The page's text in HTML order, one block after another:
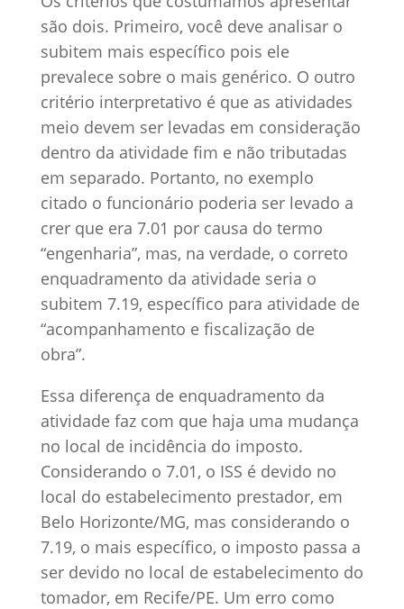
são dois. Primeiro, você deve analisar o
subitem mais específico pois ele
prevalece sobre o mais genérico. O outro
critério interpretativo é que as atividades
meio devem ser levadas em consideração
dentro da atividade fim e não tributadas
em separado. Portanto, no exemplo
citado o funcionário poderia ser levado a
crer que era 7.01 por causa do termo
“engenharia”, mas, na verdade, o correto
enquadramento da atividade seria o
subitem 7.19, específico para atividade de
“acompanhamento e fiscalização de
obra”.
Essa diferença de enquadramento da
atividade faz com que haja uma mudança
no local de incidência do imposto.
Considerando o 7.01, o ISS é devido no
local do estabelecimento prestador, em
Belo Horizonte/MG, mas considerando o
7.19, o mais específico, o imposto passa a
ser devido no local de estabelecimento do
tomador, em Recife/PE. Um erro como